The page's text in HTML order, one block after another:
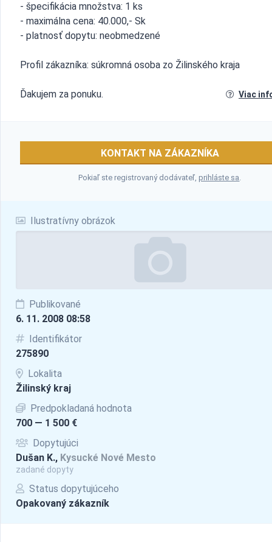
Ilustratívny obrázok
Publikované
6. 11. 2008 08:58
Identifikátor
275890
Lokalita
Žilinský kraj
Predpokladaná hodnota
700 — 1 500 €
Dopytujúci
Dušan K., Kysucké Nové Mesto
zadané dopyty
Status dopytujúceho
Opakovaný zákazník
- špecifikácia množstva: 1 ks
- maximálna cena: 40.000,- Sk
- platnosť dopytu: neobmedzené
Profil zákazníka: súkromná osoba zo Žilinského kraja
Ďakujem za ponuku. Viac
KONTAKT NA ZÁKAZNÍKA
Pokiaľ ste registrovaný dodávateľ,prihláste sa.